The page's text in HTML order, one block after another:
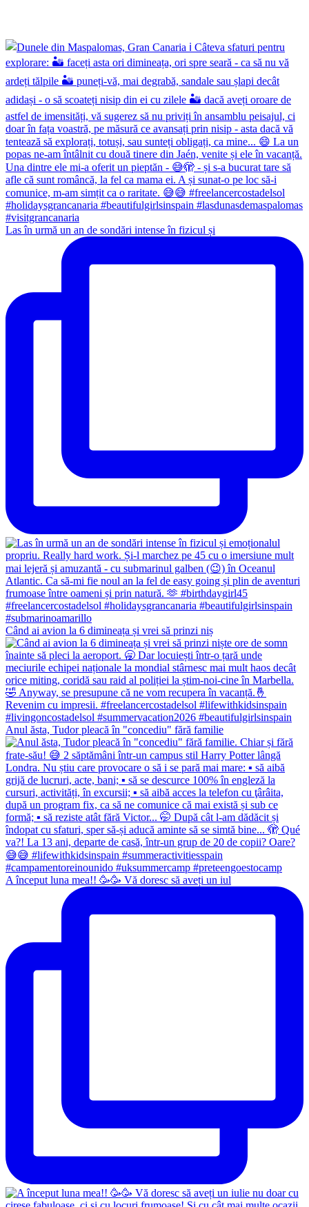
Las în urmă un an de sondări intense în fizicul și
Când ai avion la 6 dimineața și vrei să prinzi niș
Anul ăsta, Tudor pleacă în "concediu" fără familie
A început luna mea!! 🥳🥳 Vă doresc să aveți un iul